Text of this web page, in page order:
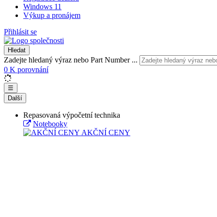
Windows 11
Výkup a pronájem
Přihlásit se
Hledat
Zadejte hledaný výraz nebo Part Number ...
0 K porovnání
☰
Další
Repasovaná výpočetní technika
Notebooky
AKČNÍ CENY